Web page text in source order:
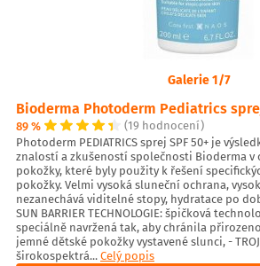
Galerie 1/7
Bioderma Photoderm Pediatrics
89 %
(19 hodnocení)
Photoderm PEDIATRICS sprej SPF 50+ je
znalostí a zkušeností společnosti Bioderma
pokožky, které byly použity k řešení
pokožky. Velmi vysoká sluneční ochrana,
nezanechává viditelné stopy, hydratace po
SUN BARRIER TECHNOLOGIE: špičková
speciálně navržená tak, aby chránila
jemné dětské pokožky vystavené slunci, -
širokospektrá...Celý popis